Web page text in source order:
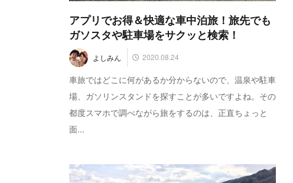
アプリでお得＆快適な車中泊旅！旅先でも
ガソスタや駐車場をサクッと検索！
よしみん 2020.08.24
車旅ではどこに何があるか分からないので、温泉や駐車
場、ガソリンスタンドを探すことが多いですよね。その
都度スマホで調べながら旅をするのは、正直ちょっと
面...